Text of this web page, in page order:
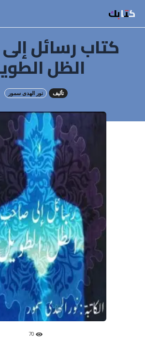
كتابك
كتاب رسائل
الظل
تأليف نور الهدى سمور
70